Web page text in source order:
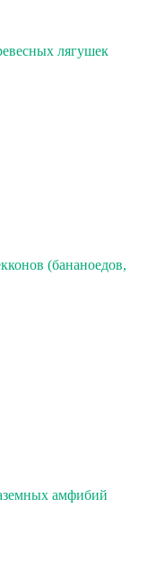
лягушек
(бананоедов,
амфибий